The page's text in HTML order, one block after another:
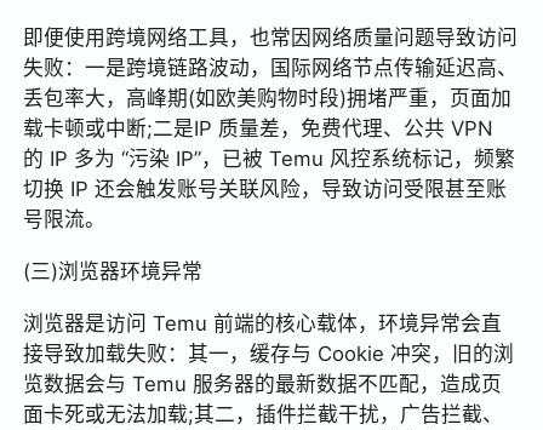
即便使用跨境网络工具，也常因网络质量问题导致访问
失败：一是跨境链路波动，国际网络节点传输延迟高、
丢包率大，高峰期(如欧美购物时段)拥堵严重，页面加
载卡顿或中断;二是IP 质量差，免费代理、公共 VPN
的 IP 多为 “污染 IP”，已被 Temu 风控系统标记，频繁
切换 IP 还会触发账号关联风险，导致访问受限甚至账
号限流。
(三)浏览器环境异常
浏览器是访问 Temu 前端的核心载体，环境异常会直
接导致加载失败：其一，缓存与 Cookie 冲突，旧的浏
览数据会与 Temu 服务器的最新数据不匹配，造成页
面卡死或无法加载;其二，插件拦截干扰，广告拦截、